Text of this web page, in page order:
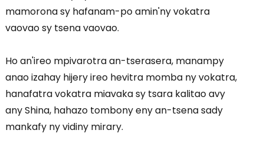
mamorona sy hafanam-po amin'ny vokatra
vaovao sy tsena vaovao.
Ho an'ireo mpivarotra an-tserasera, manampy
anao izahay hijery ireo hevitra momba ny vokatra,
hanafatra vokatra miavaka sy tsara kalitao avy
any Shina, hahazo tombony eny an-tsena sady
mankafy ny vidiny mirary.